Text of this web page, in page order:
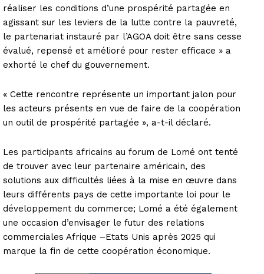
réaliser les conditions d’une prospérité partagée en
agissant sur les leviers de la lutte contre la pauvreté,
le partenariat instauré par l’AGOA doit être sans cesse
évalué, repensé et amélioré pour rester efficace » a
exhorté le chef du gouvernement.
« Cette rencontre représente un important jalon pour
les acteurs présents en vue de faire de la coopération
un outil de prospérité partagée », a-t-il déclaré.
Les participants africains au forum de Lomé ont tenté
de trouver avec leur partenaire américain, des
solutions aux difficultés liées à la mise en œuvre dans
leurs différents pays de cette importante loi pour le
développement du commerce; Lomé a été également
une occasion d’envisager le futur des relations
commerciales Afrique –Etats Unis après 2025 qui
marque la fin de cette coopération économique.